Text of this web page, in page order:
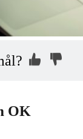
ikke?
os, så
OK